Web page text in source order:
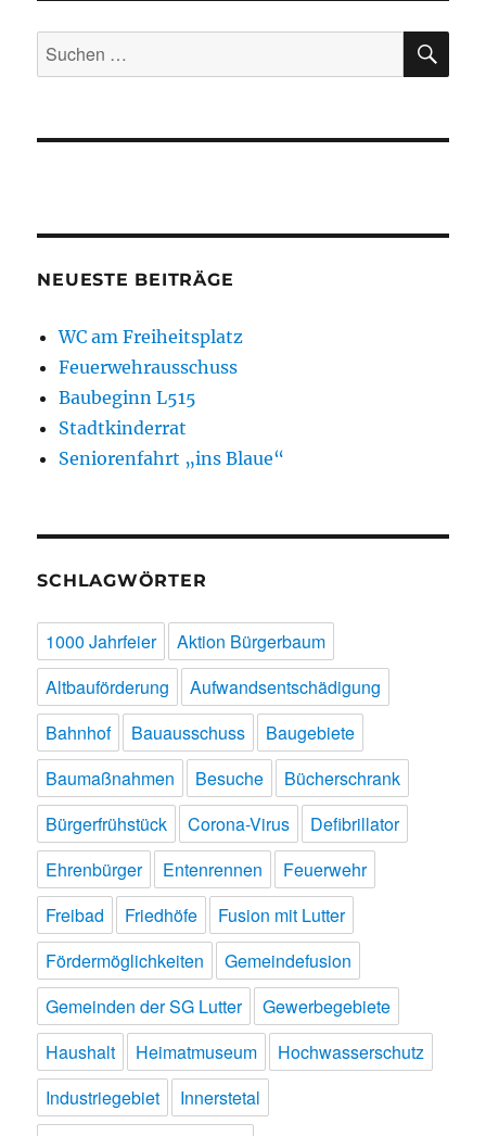
Beiträge
SEIT
E
E
Suchen
nach:
NEUESTE BEITRÄGE
WC am Freiheitsplatz
Feuerwehrausschuss
Baubeginn L515
Stadtkinderrat
Seniorenfahrt „ins Blaue“
SCHLAGWÖRTER
1000 Jahrfeier
Aktion Bürgerbaum
Altbauförderung
Aufwandsentschädigung
Bahnhof
Bauausschuss
Baugebiete
Baumaßnahmen
Besuche
Bücherschrank
Bürgerfrühstück
Corona-Virus
Defibrillator
Ehrenbürger
Entenrennen
Feuerwehr
Freibad
Friedhöfe
Fusion mit Lutter
Fördermöglichkeiten
Gemeindefusion
Gemeinden der SG Lutter
Gewerbegebiete
Haushalt
Heimatmuseum
Hochwasserschutz
Industriegebiet
Innerstetal